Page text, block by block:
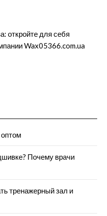
откройте для себя
Wax05366.com.ua
Почему врачи
тренажерный зал и